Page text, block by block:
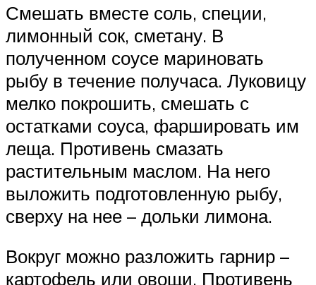
Смешать вместе соль, специи,
лимонный сок, сметану. В
полученном соусе мариновать
рыбу в течение получаса. Луковицу
мелко покрошить, смешать с
остатками соуса, фаршировать им
леща. Противень смазать
растительным маслом. На него
выложить подготовленную рыбу,
сверху на нее – дольки лимона.
Вокруг можно разложить гарнир –
картофель или овощи. Противень